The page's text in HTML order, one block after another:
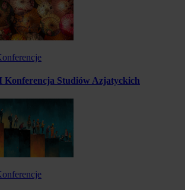
Konferencja Studiów Azjatyckich